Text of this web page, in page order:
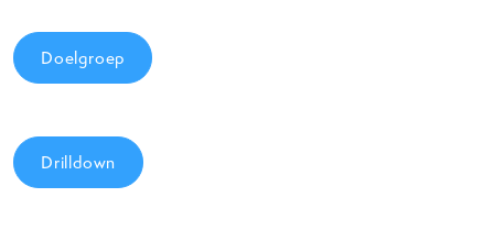
Doelgroep
Drilldown